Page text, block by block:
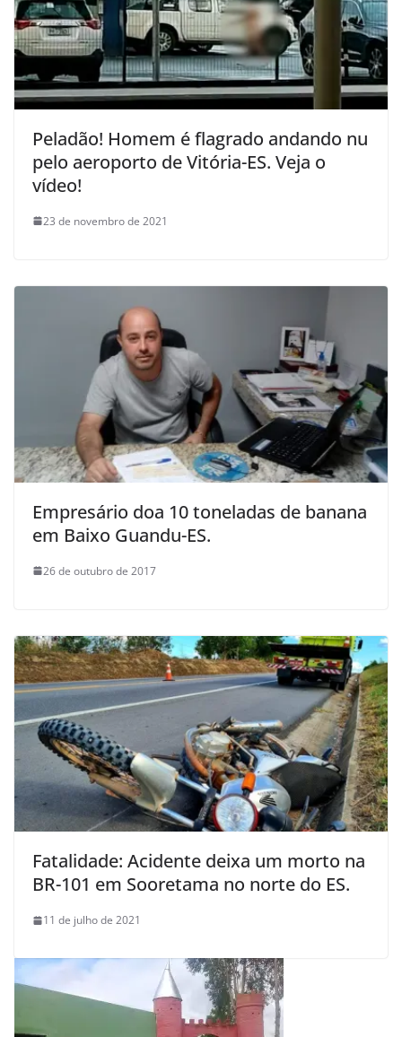
Peladão! Homem é flagrado andando nu
pelo aeroporto de Vitória-ES. Veja o
vídeo!
23 de novembro de 2021
Empresário doa 10 toneladas de banana
em Baixo Guandu-ES.
26 de outubro de 2017
Fatalidade: Acidente deixa um morto na
BR-101 em Sooretama no norte do ES.
11 de julho de 2021